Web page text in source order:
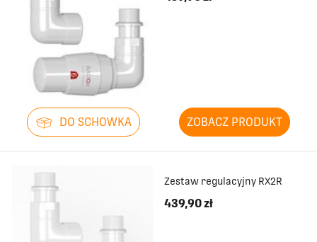
DO SCHOWKA ZOBACZ PRODUKT
Zestaw regulacyjny RX2R
439,90 zł